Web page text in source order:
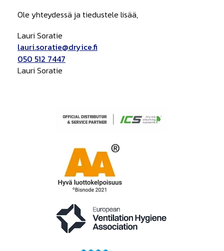
Ole yhteydessä ja tiedustele lisää,
Lauri Soratie
lauri.soratie@dryice.fi
050 512 7447
Lauri Soratie